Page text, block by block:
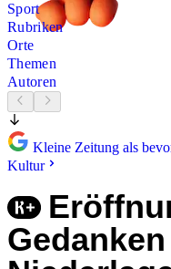
Sport
Rubriken
Orte
Themen
Autoren
Kleine Zeitung als
Kultur